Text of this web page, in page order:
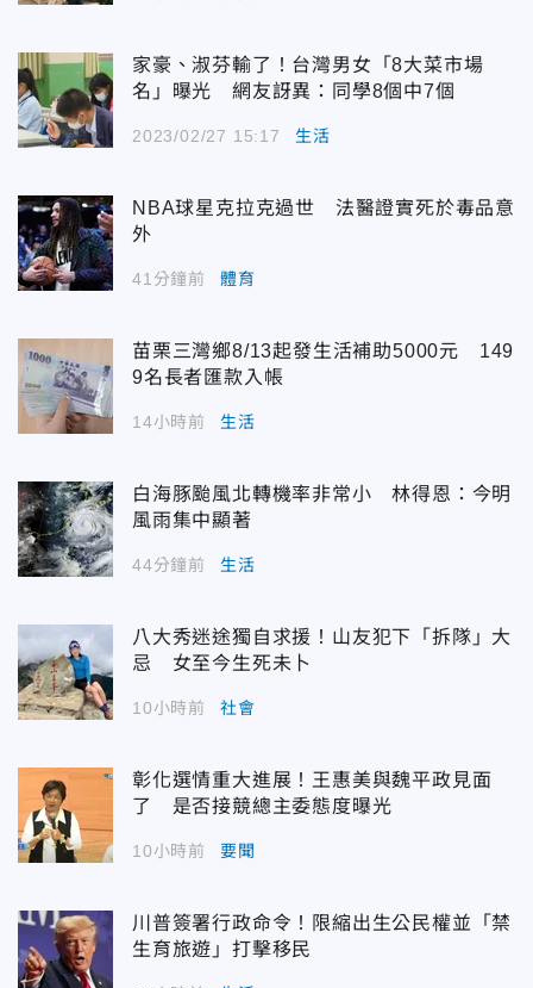
家豪、淑芬輸了！台灣男女「8大菜市場
名」曝光 網友訝異：同學8個中7個
2023/02/27 15:17 生活
NBA球星克拉克過世 法醫證實死於毒品意
外
41分鐘前 體育
苗栗三灣鄉8/13起發生活補助5000元 149
9名長者匯款入帳
14小時前 生活
白海豚颱風北轉機率非常小 林得恩：今明
風雨集中顯著
44分鐘前 生活
八大秀迷途獨自求援！山友犯下「拆隊」大
忌 女至今生死未卜
10小時前 社會
彰化選情重大進展！王惠美與魏平政見面
了 是否接競總主委態度曝光
10小時前 要聞
川普簽署行政命令！限縮出生公民權並「禁
生育旅遊」打擊移民